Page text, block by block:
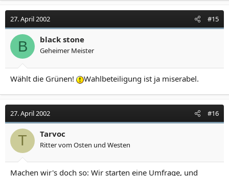
27. April 2002 #15
B black stone
Geheimer Meister
Wählt die Grünen! Wahlbeteiligung ist ja miserabel.
27. April 2002 #16
T Tarvoc
Ritter vom Osten und Westen
Machen wir's doch so: Wir starten eine Umfrage, und